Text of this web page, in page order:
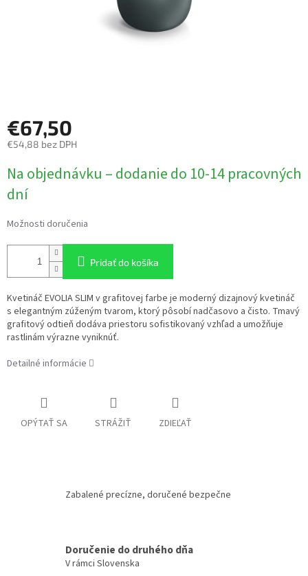
€67,50
€54,88 bez DPH
cena:
Na objednávku – dodanie do 10-14 pracovných
dní
Možnosti doručenia
Pridať do košíka
Kvetináč EVOLIA SLIM v grafitovej farbe je moderný dizajnový kvetináč
s elegantným zúženým tvarom, ktorý pôsobí nadčasovo a čisto. Tmavý
grafitový odtieň dodáva priestoru sofistikovaný vzhľad a umožňuje
rastlinám výrazne vyniknúť.
Detailné informácie
OPÝTAŤ SA STRÁŽIŤ ZDIEĽAŤ
Zabalené precízne, doručené bezpečne
Doručenie do druhého dňa
V rámci Slovenska